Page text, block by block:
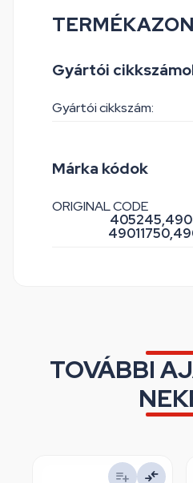
Gyártói
Gyártói cikkszám:
Márka kódok
ORIGINAL CODE
405245,
49011750,
TOVÁBBI